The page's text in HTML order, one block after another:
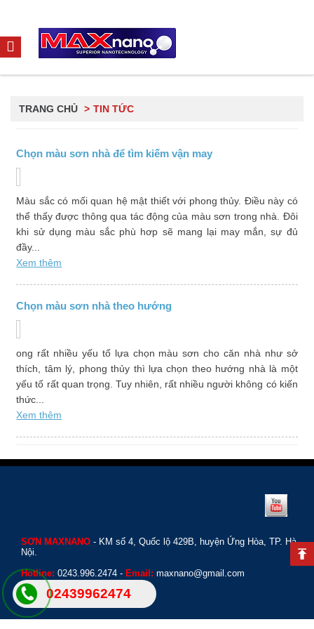
Back to Top
TRANG CHỦ TIN TỨC
Chọn màu sơn nhà để tìm kiếm vận may
Màu sắc có mối quan hệ mật thiết với phong thủy. Điều này có
thể thấy được thông qua tác động của màu sơn trong nhà. Đôi
khi sử dụng màu sắc phù hơp sẽ mang lại may mắn, sự đủ
đầy...
Xem thêm
Chọn màu sơn nhà theo hướng
ong rất nhiều yếu tố lựa chọn màu sơn cho căn nhà như sở
thích, tâm lý, phong thủy thì lựa chọn theo hướng nhà là một
yếu tố rất quan trọng. Tuy nhiên, rất nhiều người không có kiến
thức...
Xem thêm
02439962474
SƠN MAXNANO - KM số 4, Quốc lộ 429B, huyện Ứng Hòa, TP. Hà
Nội.
Hotline: 0243.996.2474 - Email: maxnano@gmail.com